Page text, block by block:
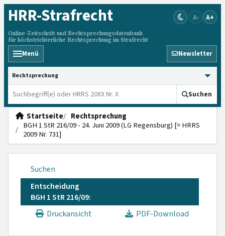
HRR-Strafrecht
Online-Zeitschrift und Rechtsprechungsdatenbank
für höchstrichterliche Rechtsprechung im Strafrecht
A- A+
Menü Newsletter
HRRS durchsuchen
Suchen
Startseite
Rechtsprechung
BGH 1 StR 216/09 - 24. Juni 2009 (LG Regensburg) [= HRRS
2009 Nr. 731]
Suchen
Entscheidung
BGH 1 StR 216/09:
Druckansicht
PDF-Download